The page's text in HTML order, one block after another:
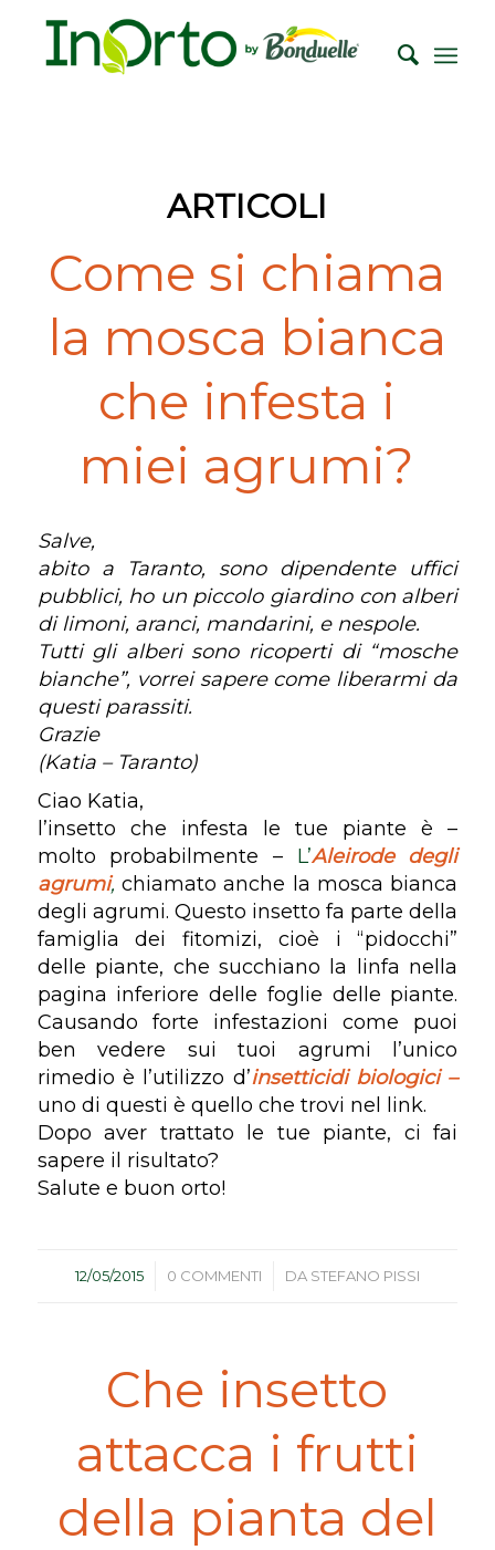
ARTICOLI
Come si chiama
la mosca bianca
che infesta i
miei agrumi?
Salve,
abito a Taranto, sono dipendente uffici
pubblici, ho un piccolo giardino con alberi
di limoni, aranci, mandarini, e nespole.
Tutti gli alberi sono ricoperti di “mosche
bianche”, vorrei sapere come liberarmi da
questi parassiti.
Grazie
(Katia – Taranto)
Ciao Katia,
l’insetto che infesta le tue piante è –
molto probabilmente – L’Aleirode degli
agrumi, chiamato anche la mosca bianca
degli agrumi. Questo insetto fa parte della
famiglia dei fitomizi, cioè i “pidocchi”
delle piante, che succhiano la linfa nella
pagina inferiore delle foglie delle piante.
Causando forte infestazioni come puoi
ben vedere sui tuoi agrumi l’unico
rimedio è l’utilizzo d’insetticidi biologici –
uno di questi è quello che trovi nel link.
Dopo aver trattato le tue piante, ci fai
sapere il risultato?
Salute e buon orto!
12/05/2015
/ 0 COMMENTI
/ DA STEFANO PISSI
Che insetto
attacca i frutti
della pianta del